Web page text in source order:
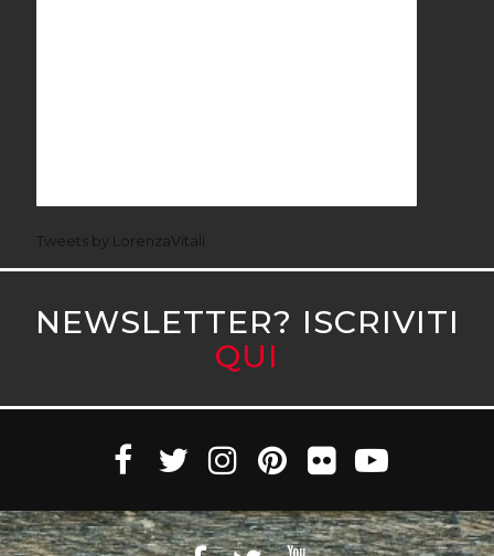
Tweets by LorenzaVitali
NEWSLETTER? ISCRIVITI
QUI